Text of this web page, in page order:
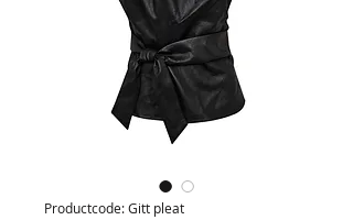
Productcode: Gitt pleat